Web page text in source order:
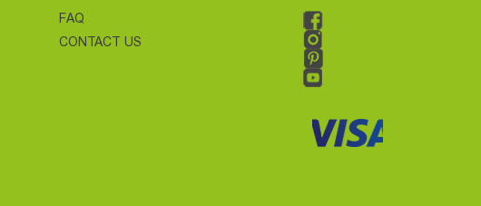
FAQ
CONTACT US